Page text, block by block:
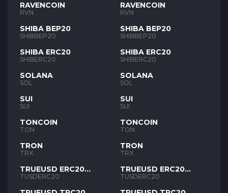
RAVENCOIN
RVN
SHIBA BEP20
SHIBBEP20
SHIBA ERC20
SHIBERC20
SOLANA
SOL
SUI
SUI
TONCOIN
TON
TRON
TRX
TRUEUSD ERC20
TUSD
TUSDERC20
RAVENCOIN
RVN
SHIBA BEP20
SHIBBEP20
SHIBA ERC20
SHIBERC20
SOLANA
SOL
SUI
SUI
TONCOIN
TON
TRON
TRX
TRUEUSD ERC20
TUSD
TUSDERC20